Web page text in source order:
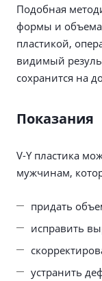
Подобная
формы и объема
пластикой,
видимый
сохранится на
Показания
V-Y пластика
мужчинам,
придать
исправить
устранить